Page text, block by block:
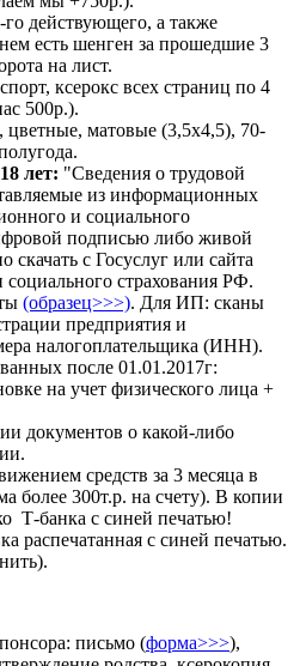
действующего, а также
есть шенген за прошедшие 3
на лист.
ксерокс всех страниц по 4
500р.).
цветные, матовые (3,5х4,5), 70-
лет: "Сведения о трудовой
из информационных
и социального
подписью либо живой
с Госуслуг или сайта
страхования РФ.
(образец>>>). Для ИП: сканы
предприятия и
налогоплательщика (ИНН).
после 01.01.2017г:
на учет физического лица +
документов о какой-либо
средств за 3 месяца в
более 300т.р. на счету). В копии
Т-банка с синей печатью!
распечатанная с синей печатью.
письмо (форма>>>),